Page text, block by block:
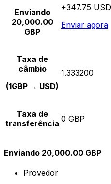
Enviando
20,000.00
GBP
+347.75 USD
Enviar agora
Taxa de
câmbio
(1GBP → USD)
1.333200
Taxa de
transferência 0 GBP
Enviando 20,000.00 GBP
Provedor